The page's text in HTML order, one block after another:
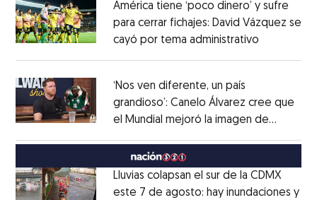
América tiene ‘poco dinero’ y sufre
para cerrar fichajes: David Vázquez se
cayó por tema administrativo
‘Nos ven diferente, un país
grandioso’: Canelo Álvarez cree que
el Mundial mejoró la imagen de
MéxicoOpens in new window
Lluvias colapsan el sur de la CDMX
este 7 de agosto: hay inundaciones y